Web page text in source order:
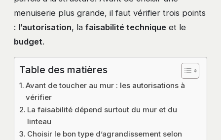
menuiserie plus grande, il faut vérifier trois points
: l’autorisation, la faisabilité technique et le
budget.
Table des matières
Avant de toucher au mur : les autorisations à
vérifier
La faisabilité dépend surtout du mur et du
linteau
Choisir le bon type d’agrandissement selon